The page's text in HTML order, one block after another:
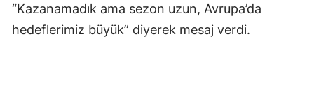
“Kazanamadık ama sezon uzun, Avrupa’da
hedeflerimiz büyük” diyerek mesaj verdi.